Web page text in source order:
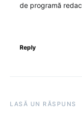
de programă
Reply
LASĂ UN RĂSPUNS